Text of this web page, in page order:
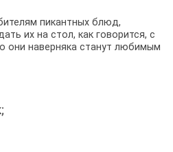
пикантных блюд,
их на стол, как говорится, с
они наверняка станут любимым